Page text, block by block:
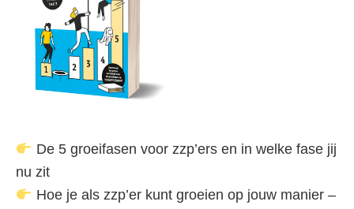
De 5 groeifasen voor zzp’ers en in welke fase jij
nu zit
Hoe je als zzp’er kunt groeien op jouw manier –